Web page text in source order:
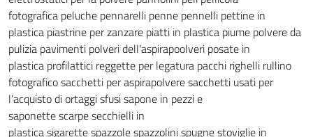
fotografica peluche pennarelli penne pennelli pettine in
plastica piastrine per zanzare piatti in plastica piume polvere da
pulizia pavimenti polveri dell'aspirapoolveri posate in
plastica profilattici reggette per legatura pacchi righelli rullino
fotograficosacchetti per aspirapolveresacchetti usati per
l’acquisto di ortaggi sfusisapone in pezzi e
saponettescarpesecchielli in
plasticasigarettespazzolespazzolinispugnestoviglie in